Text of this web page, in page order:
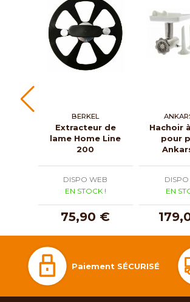
BERKEL
Extracteur de
lame Home Line
200
DISPO WEB
EN STOCK !
75,90 €
Hachoir
pour
EN
Paiement SÉCURISÉ